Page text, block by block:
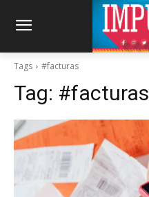
Tags #facturas
Tag: #facturas